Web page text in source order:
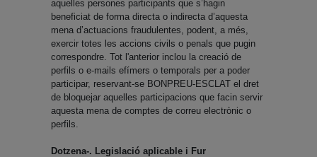
aquelles persones participants que s’hagin
beneficiat de forma directa o indirecta d’aquesta
mena d’actuacions fraudulentes, podent, a més,
exercir totes les accions civils o penals que pugin
correspondre. Tot l'anterior inclou la creació de
perfils o e-mails efímers o temporals per a poder
participar, reservant-se BONPREU-ESCLAT el dret
de bloquejar aquelles participacions que facin servir
aquesta mena de comptes de correu electrònic o
perfils.
Dotzena-. Legislació aplicable i Fur